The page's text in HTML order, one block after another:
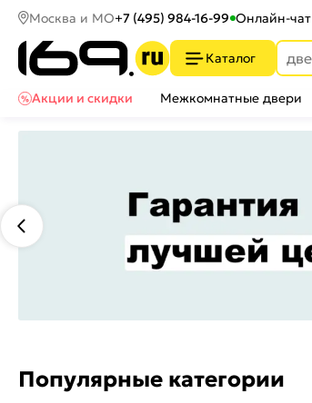
Москва и МО+7 (495) 984-16-99 Онлайн-чат
Каталог
Акции и скидки
Межкомнатные двери
Популярные категории